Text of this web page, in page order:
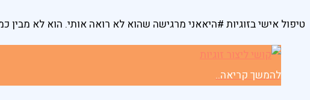
טיפול אישי בזוגיות #היאאני מרגישה שהוא לא רואה אותי. הוא לא
להמשך קריאה..